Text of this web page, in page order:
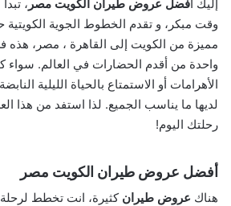
إليك افضل عروض طيران الكويت مصر ،
وقت مبكر، و تقدم الخطوط الجوية
مميزة من الكويت إلى القاهرة ، مصر، هذه
واحدة من أقدم الحضارات في العالم. سواء
الأهرامات أو الاستمتاع بالحياة الليلية
لديها ما يناسب الجميع. لذا استفد من هذا
رحلتك اليوم!
أفضل عروض طيران الكويت مصر
هناك عروض طيران كثيرة، انت تخطط